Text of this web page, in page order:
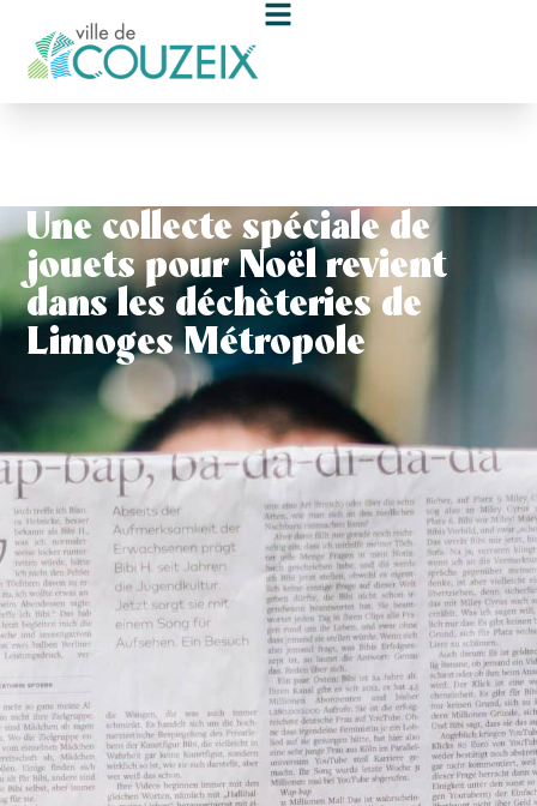
Une collecte spéciale de
jouets pour Noël revient
dans les déchèteries de
Limoges Métropole